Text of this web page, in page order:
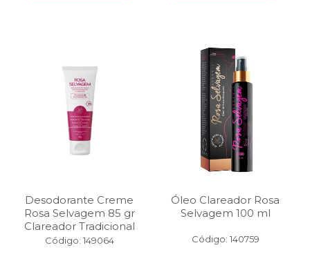
Desodorante Creme
Rosa Selvagem 85 gr
Clareador Tradicional
Código: 149064
Óleo Clareador Rosa
Selvagem 100 ml
Código: 140759